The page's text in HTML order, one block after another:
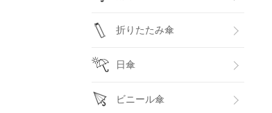
折りたたみ傘
日傘
ビニール傘